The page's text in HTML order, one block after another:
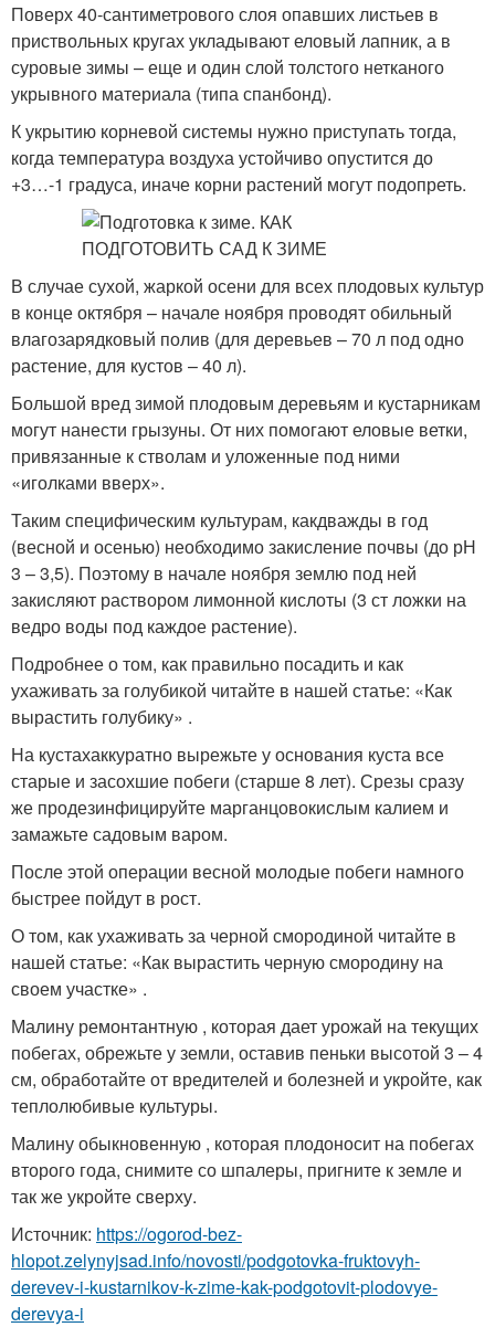
Поверх 40-сантиметрового слоя опавших листьев в
приствольных кругах укладывают еловый лапник, а в
суровые зимы – еще и один слой толстого нетканого
укрывного материала (типа спанбонд).
К укрытию корневой системы нужно приступать тогда,
когда температура воздуха устойчиво опустится до
+3…-1 градуса, иначе корни растений могут подопреть.
В случае сухой, жаркой осени для всех плодовых культур
в конце октября – начале ноября проводят обильный
влагозарядковый полив (для деревьев – 70 л под одно
растение, для кустов – 40 л).
Большой вред зимой плодовым деревьям и кустарникам
могут нанести грызуны. От них помогают еловые ветки,
привязанные к стволам и уложенные под ними
«иголками вверх».
Таким специфическим культурам, какдважды в год
(весной и осенью) необходимо закисление почвы (до рН
3 – 3,5). Поэтому в начале ноября землю под ней
закисляют раствором лимонной кислоты (3 ст ложки на
ведро воды под каждое растение).
Подробнее о том, как правильно посадить и как
ухаживать за голубикой читайте в нашей статье: «Как
вырастить голубику» .
На кустахаккуратно вырежьте у основания куста все
старые и засохшие побеги (старше 8 лет). Срезы сразу
же продезинфицируйте марганцовокислым калием и
замажьте садовым варом.
После этой операции весной молодые побеги намного
быстрее пойдут в рост.
О том, как ухаживать за черной смородиной читайте в
нашей статье: «Как вырастить черную смородину на
своем участке» .
Малину ремонтантную , которая дает урожай на текущих
побегах, обрежьте у земли, оставив пеньки высотой 3 – 4
см, обработайте от вредителей и болезней и укройте, как
теплолюбивые культуры.
Малину обыкновенную , которая плодоносит на побегах
второго года, снимите со шпалеры, пригните к земле и
так же укройте сверху.
Источник: https://ogorod-bez-
hlopot.zelynyjsad.info/novosti/podgotovka-fruktovyh-
derevev-i-kustarnikov-k-zime-kak-podgotovit-plodovye-
derevya-i